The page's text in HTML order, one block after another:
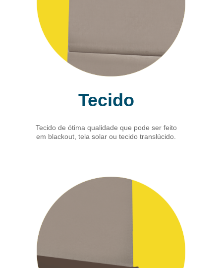
Tecido
Tecido de ótima qualidade que pode ser feito
em blackout, tela solar ou tecido translúcido.